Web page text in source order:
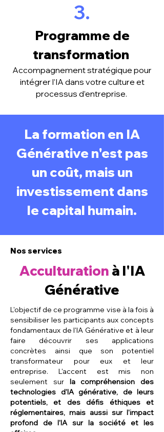
3.
Programme de
transformation
Accompagnement stratégique pour
intégrer l’IA dans votre culture et
processus d’entreprise.
La formation en IA
Générative n'est pas
un coût, mais un
investissement dans
le capital humain.
Nos services
Acculturation à l'IA
Générative
L'objectif de ce programme vise à la fois à
sensibiliser les participants aux concepts
fondamentaux de l'IA Générative et à leur
faire découvrir ses applications
concrètes ainsi que son potentiel
transformateur pour eux et leur
entreprise. L'accent est mis non
seulement sur la compréhension des
technologies d'IA générative, de leurs
potentiels, et des défis éthiques et
réglementaires, mais aussi sur l'impact
profond de l'IA sur la société et les